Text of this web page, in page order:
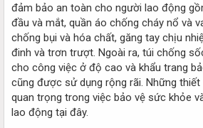
đảm bảo an toàn cho người lao động
đầu và mắt, quần áo chống cháy nổ và
chống bụi và hóa chất, găng tay chịu
đinh và trơn trượt. Ngoài ra, túi chống
cho công việc ở độ cao và khẩu trang
cũng được sử dụng rộng rãi. Những
quan trọng trong việc bảo vệ sức khỏe
lao động tại đây.